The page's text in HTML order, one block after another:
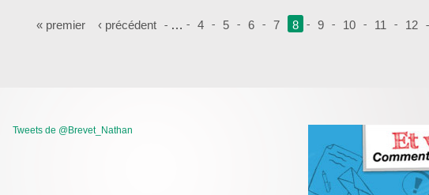
Pages
« premier ‹ précédent … 4 5 6 7 8 9 10 11 12
Tweets de @Brevet_Nathan